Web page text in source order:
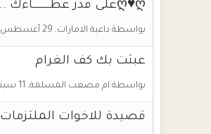
ღ♥ღعلى قدر عطــــــــاءك ........ يفتقدك الآخـــــــرون ღ♥ღ
بواسطة داعية الامارات, 29 أغسطس, 2006
عبثت بك كف الغرام
بواسطة ام مصعب المسلمة, 11 سبتمبر, 2011
قصيدة للاخوات الملتزمات